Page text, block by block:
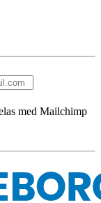
med Mailchimp